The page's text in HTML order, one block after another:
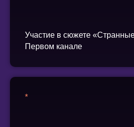
Участие в сюжете
Первом канале
*